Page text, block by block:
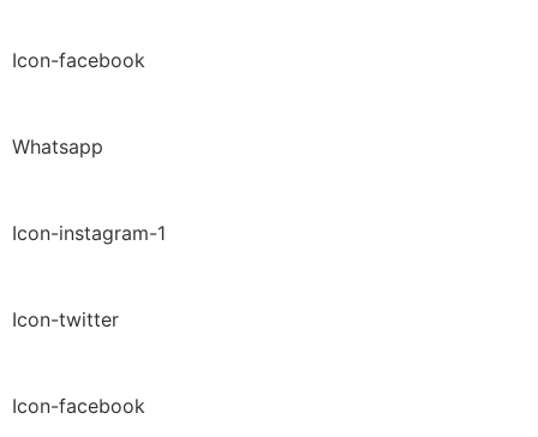
Icon-facebook
Whatsapp
Icon-instagram-1
Icon-twitter
Icon-facebook